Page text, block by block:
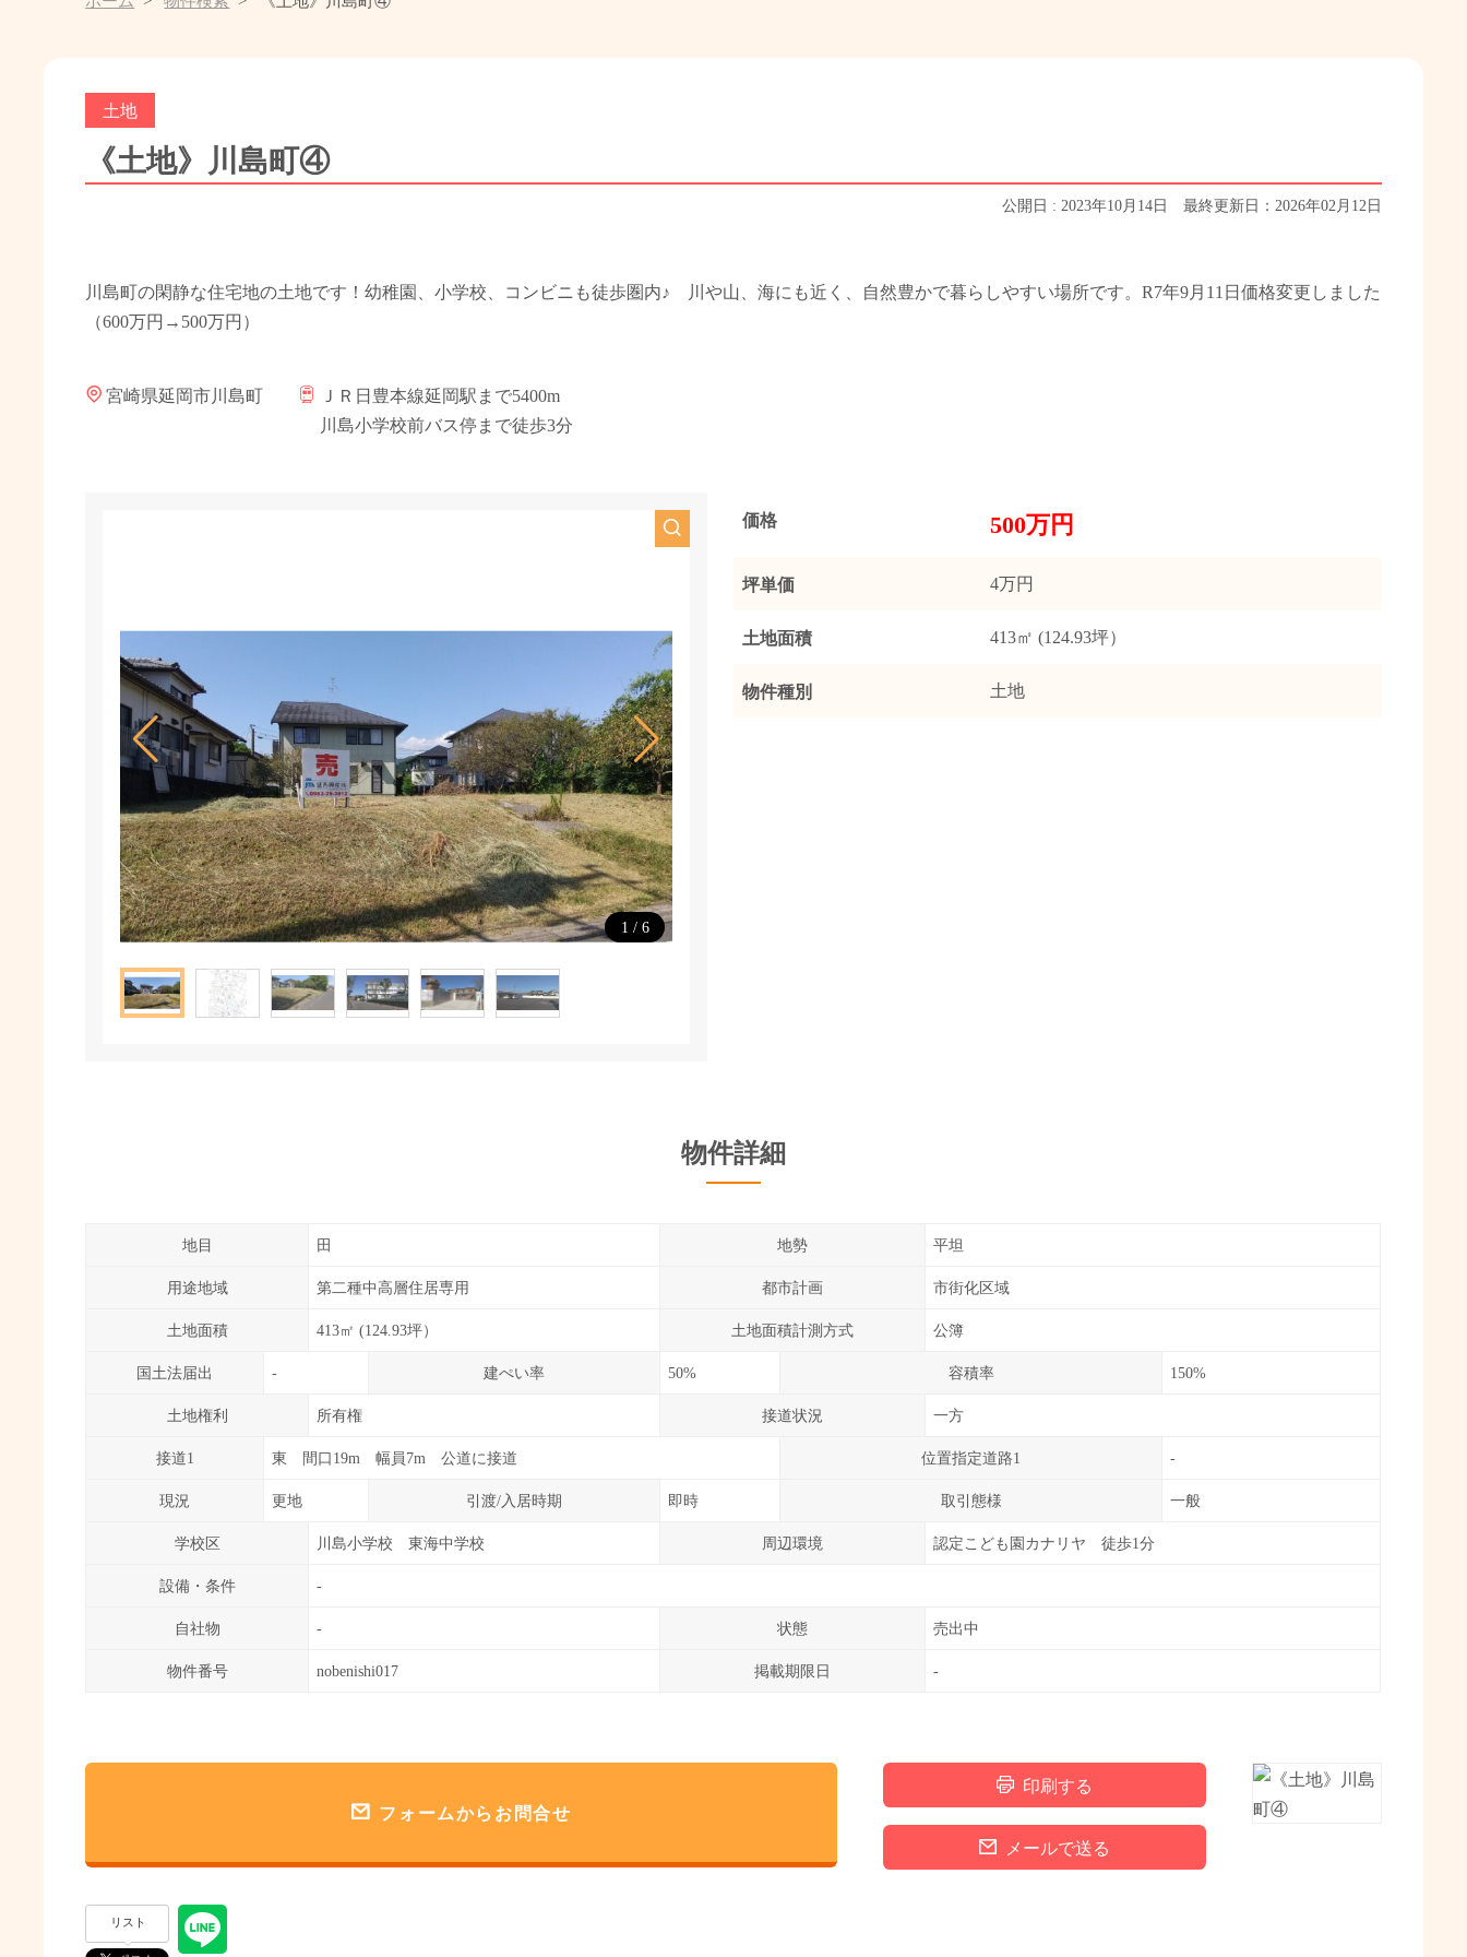
土地
《土地》川島町④
公開日 : 2023年10月14日 最終更新日：2026年02月12日
川島町の閑静な住宅地の土地です！幼稚園、小学校、コンビニも徒歩圏内♪ 川や山、海にも近く、自然豊かで暮らしやすい場所です。R7年9月11日価格変更しました
（600万円→500万円）
宮崎県延岡市川島町
ＪＲ日豊本線延岡駅まで5400m
川島小学校前バス停まで徒歩3分
1 / 6
価格 500万円
坪単価 4万円
土地面積 413㎡ (124.93坪）
物件種別 土地
物件詳細
地目 田 地勢 平坦
用途地域 第二種中高層住居専用 都市計画 市街化区域
土地面積 413㎡ (124.93坪） 土地面積計測方式 公簿
国土法届出 - 建ぺい率 50% 容積率 150%
土地権利 所有権 接道状況 一方
接道1 東 間口19m 幅員7m 公道に接道 位置指定道路1 -
現況 更地 引渡/入居時期 即時 取引態様 一般
学校区 川島小学校 東海中学校 周辺環境 認定こども園カナリヤ 徒歩1分
設備・条件 -
自社物 - 状態 売出中
物件番号 nobenishi017 掲載期限日 -
フォームからお問合せ
印刷する
メールで送る
リスト